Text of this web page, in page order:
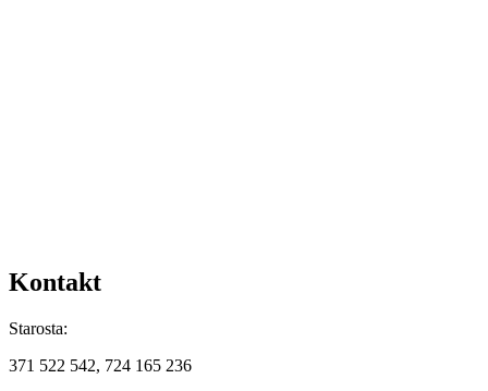
Kontakt
Starosta:
371 522 542, 724 165 236